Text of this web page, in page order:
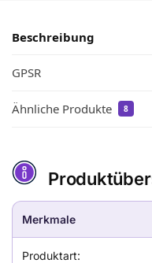
Beschreibung
GPSR
Ähnliche Produkte 8
Merkmale
Produktart: